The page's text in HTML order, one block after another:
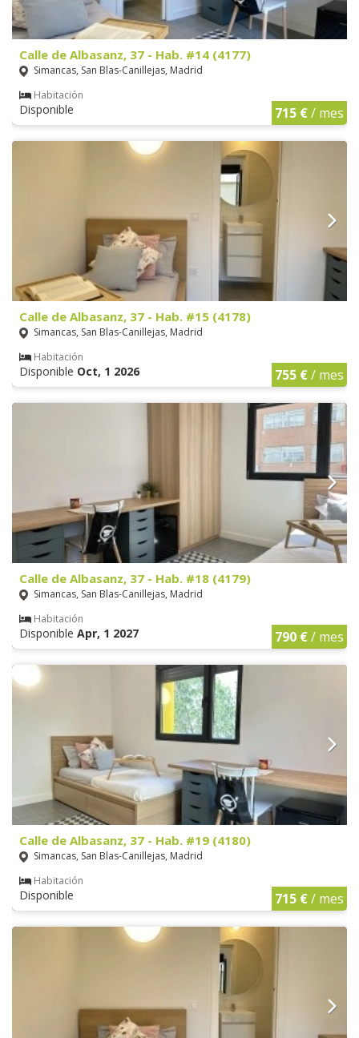
Calle de Albasanz, 37 - Hab. #14 (4177)
Simancas, San Blas-Canillejas, Madrid
Habitación
Disponible 715 €/ mes
Calle de Albasanz, 37 - Hab. #15 (4178)
Simancas, San Blas-Canillejas, Madrid
Habitación
Disponible Oct, 1 2026 755 €/ mes
Calle de Albasanz, 37 - Hab. #18 (4179)
Simancas, San Blas-Canillejas, Madrid
Habitación
Disponible Apr, 1 2027 790 €/ mes
Calle de Albasanz, 37 - Hab. #19 (4180)
Simancas, San Blas-Canillejas, Madrid
Habitación
Disponible 715 €/ mes